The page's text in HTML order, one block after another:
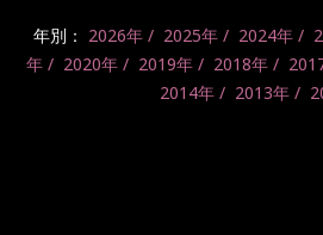
年別： 2026年 2025年 2024年
年
2020年 2019年 2018年
2014年
2013年